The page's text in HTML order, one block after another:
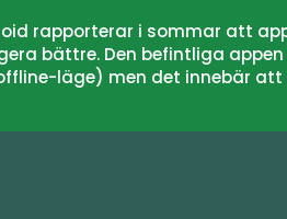
rapporterar i sommar att
bättre. Den befintliga
läge) men det innebär att